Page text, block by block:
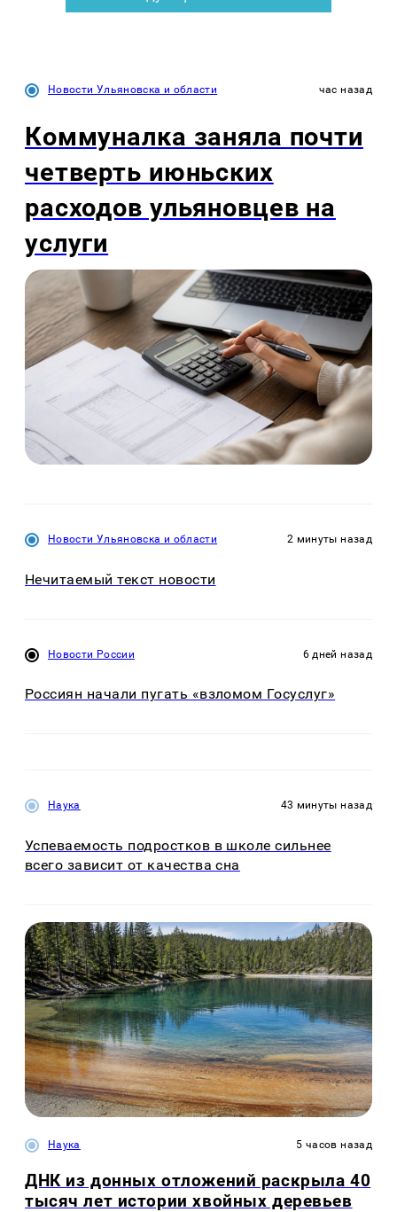
Новости Ульяновска и области час назад
Коммуналка заняла почти
четверть июньских
расходов ульяновцев на
услуги
Новости Ульяновска и области 2 минуты назад
Нечитаемый текст новости
Новости России 6 дней назад
Россиян начали пугать «взломом Госуслуг»
Наука 43 минуты назад
Успеваемость подростков в школе сильнее
всего зависит от качества сна
Наука 5 часов назад
ДНК из донных отложений раскрыла 40
тысяч лет истории хвойных деревьев